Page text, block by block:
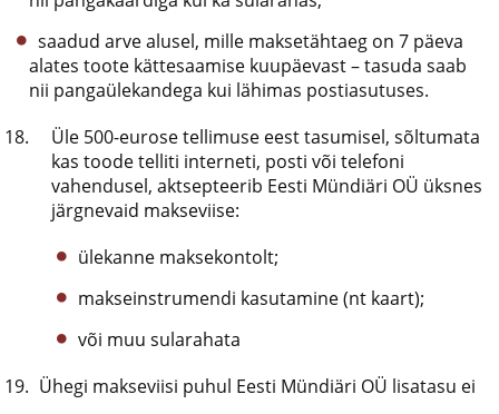
saadud arve alusel, mille maksetähtaeg on 7 päeva
alates toote kättesaamise kuupäevast – tasuda saab
nii pangaülekandega kui lähimas postiasutuses.
Üle 500-eurose tellimuse eest tasumisel, sõltumata
kas toode telliti interneti, posti või telefoni
vahendusel, aktsepteerib Eesti Mündiäri OÜ üksnes
järgnevaid makseviise:
ülekanne maksekontolt;
makseinstrumendi kasutamine (nt kaart);
või muu sularahata
Ühegi makseviisi puhul Eesti Mündiäri OÜ lisatasu ei